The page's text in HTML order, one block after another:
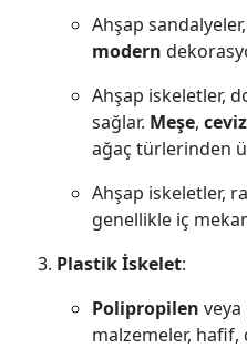
Ahşap
modern
Ahşap iskeletler,
sağlar. Meşe, ceviz
ağaç türlerinden
Ahşap iskeletler,
genellikle iç
Plastik İskelet:
Polipropilen veya
malzemeler, hafif,